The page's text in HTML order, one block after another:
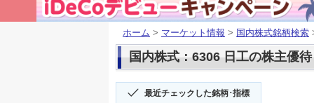
ホーム > マーケット情報 > 国内株式銘柄検索
国内株式：6306 日工の株主優待
最近チェックした銘柄･指標